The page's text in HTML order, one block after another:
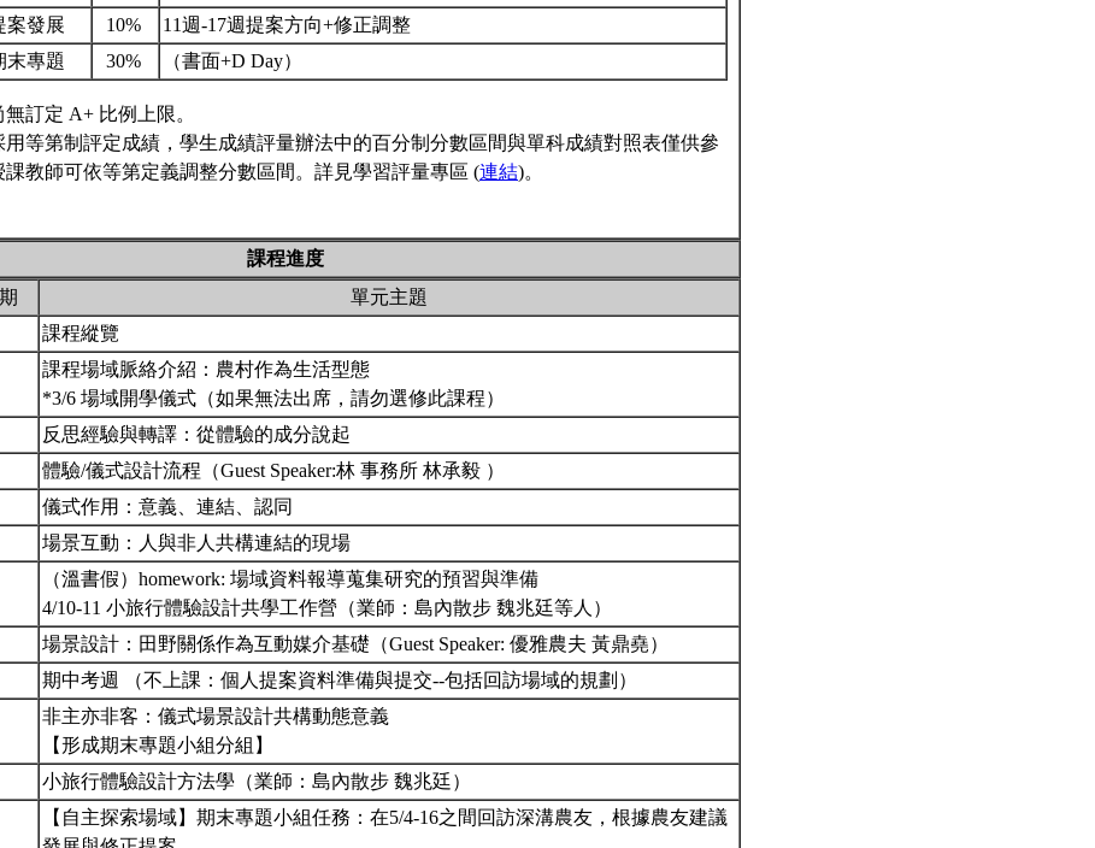
案發展 10%
11週-17週提案方向+修正調整
末專題 30% （書面+D Day）
訂定 A+ 比例上限。
用等第制評定成績，學生成績評量辦法中的百分制分數區間與單科成績對照表僅供參
課教師可依等第定義調整分數區間。詳見學習評量專區 (連結)。
課程進度
單元主題
課程縱覽
課程場域脈絡介紹：農村作為生活型態
*3/6 場域開學儀式（如果無法出席，請勿選修此課程）
反思經驗與轉譯：從體驗的成分說起
體驗/儀式設計流程（Guest Speaker:林 事務所 林承毅 ）
儀式作用：意義、連結、認同
場景互動：人與非人共構連結的現場
（溫書假）homework: 場域資料報導蒐集研究的預習與準備
4/10-11 小旅行體驗設計共學工作營（業師：島內散步 魏兆廷等人）
場景設計：田野關係作為互動媒介基礎（Guest Speaker: 優雅農夫 黃鼎堯）
期中考週 （不上課：個人提案資料準備與提交--包括回訪場域的規劃）
非主亦非客：儀式場景設計共構動態意義
【形成期末專題小組分組】
小旅行體驗設計方法學（業師：島內散步 魏兆廷）
【自主探索場域】期末專題小組任務：在5/4-16之間回訪深溝農友，根據農友建議